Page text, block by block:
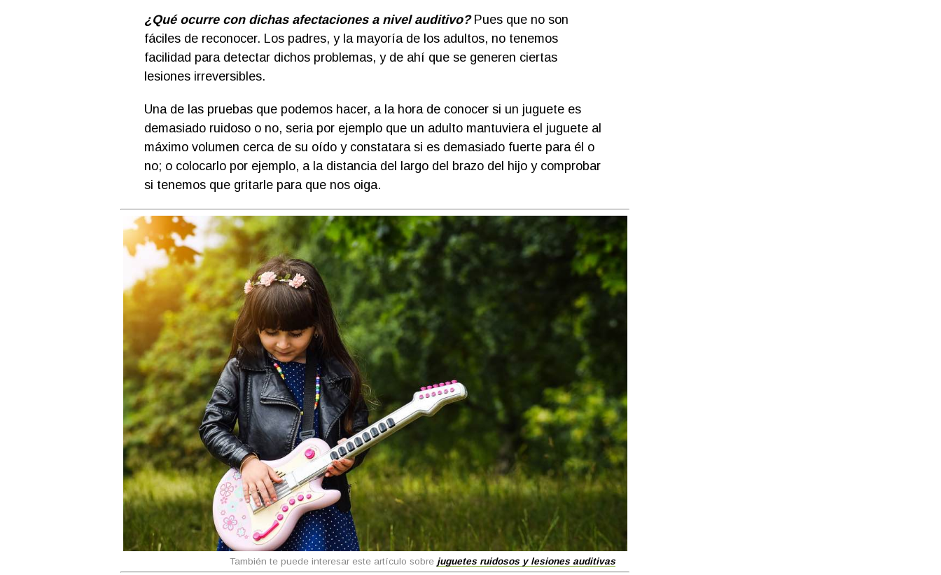
¿Qué ocurre con dichas afectaciones a nivel auditivo? Pues que no son
fáciles de reconocer. Los padres, y la mayoría de los adultos, no tenemos
facilidad para detectar dichos problemas, y de ahí que se generen ciertas
lesiones irreversibles.
Una de las pruebas que podemos hacer, a la hora de conocer si un juguete es
demasiado ruidoso o no, seria por ejemplo que un adulto mantuviera el juguete al
máximo volumen cerca de su oído y constatara si es demasiado fuerte para él o
no; o colocarlo por ejemplo, a la distancia del largo del brazo del hijo y comprobar
si tenemos que gritarle para que nos oiga.
También te puede interesar este artículo sobre juguetes ruidosos y lesiones auditivas